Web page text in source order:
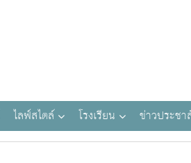
ไลฟ์สไตล์ โรงเรียน ข่าวประช